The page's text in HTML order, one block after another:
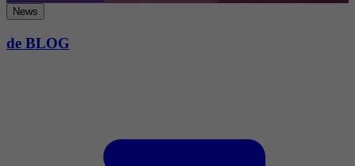
News
de BLOG